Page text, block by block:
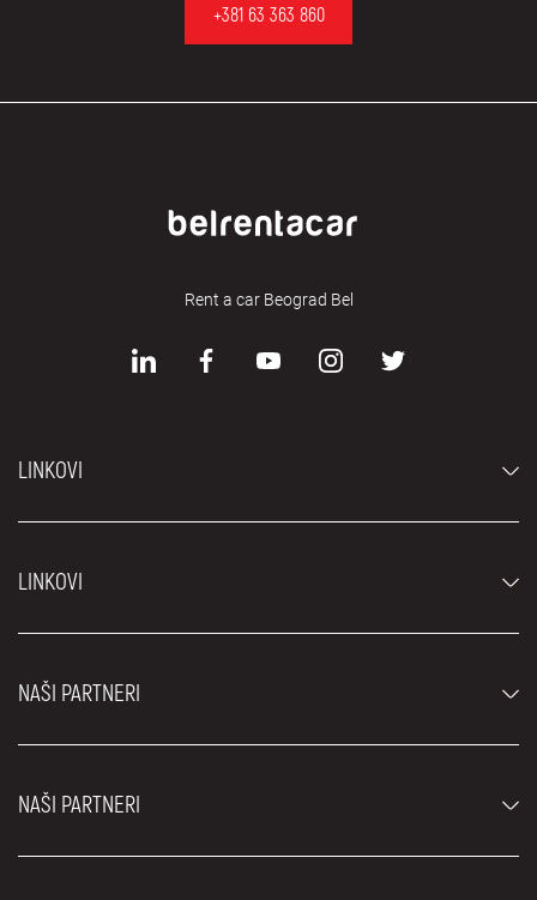
+381 63 363 860
Rent a car Beograd Bel
LINKOVI
Luksuzni automobili
Cene
LINKOVI
Blog
O nama
NAŠI PARTNERI
Rent a car Beograd Royal
NAŠI PARTNERI